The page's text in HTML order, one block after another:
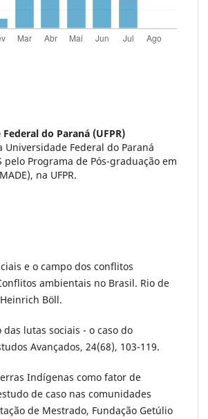
do Paraná (UFPR)
Federal do Paraná
pelo Programa de Pós-graduação em
na UFPR.
e o campo dos conflitos
ambientais no Brasil. Rio de
Böll.
lutas sociais - o caso do
Avançados, 24(68), 103-119.
Indígenas como fator de
de caso nas comunidades
de Mestrado, Fundação Getúlio